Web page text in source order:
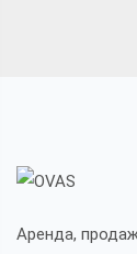
Аренда,